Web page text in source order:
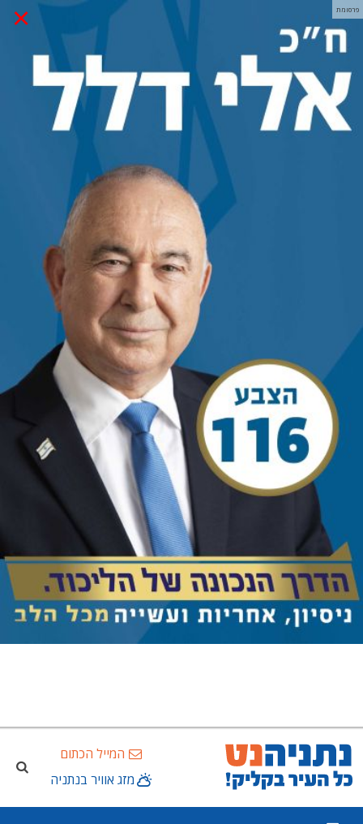
× פרסומת
המייל הכתום
מזג אוויר בנתניה